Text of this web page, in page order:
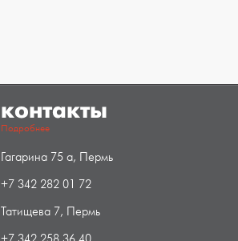
контакты
Подробнее
Гагарина 75 а, Пермь
+7 342 282 01 72
Татищева 7, Пермь